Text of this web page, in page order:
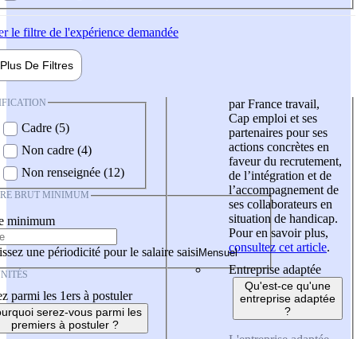
le filtre de l'expérience demandée
Plus De Filtres
Cadre (5)
Non cadre (4)
Non renseignée (12)
BRUT MINIMUM
minimum
une périodicité pour le salaire saisi
parmi les 1ers à postuler
serez-vous parmi les
premiers à postuler ?
par France travail,
Cap emploi et ses
partenaires pour ses
actions concrètes en
faveur du recrutement,
de l’intégration et de
l’accompagnement de
ses collaborateurs en
situation de handicap.
Pour en savoir plus,
consultez cet article.
Entreprise adaptée
Qu'est-ce qu'une
entreprise adaptée
?